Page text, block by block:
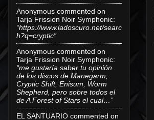
Anonymous commented on
Tarja Frission Noir Symphonic:
“https://www.ladoscuro.net/searc
h?q=cryptic”
Anonymous commented on
Tarja Frission Noir Symphonic:
“me gustaría saber tu opinión
de los discos de Manegarm,
Cryptic Shift, Enisum, Worm
Shepherd, pero sobre todos el
de A Forest of Stars el cual…”
EL SANTUARIO commented on